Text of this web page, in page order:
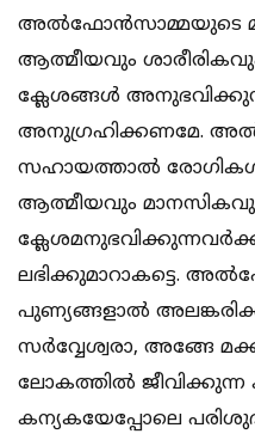
അല്‍ഫോന്‍സാമ്മയുടെ
ആത്മീയവും
ക്ലേശങ്ങള്‍
അനുഗ്രഹിക്കണമേ.
സഹായത്താല്‍
ആത്മീയവും
ലഭിക്കുമാറാകട്ടെ.
പുണ്യങ്ങളാല്‍
സര്‍വ്വേശ്വരാ, അങ്ങേ
ലോകത്തില്‍
കന്യകയേപ്പോലെ